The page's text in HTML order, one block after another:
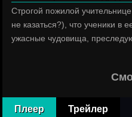
Строгой пожилой
не казаться?), что ученики в
ужасные чудовища,
Плеер Трейлер